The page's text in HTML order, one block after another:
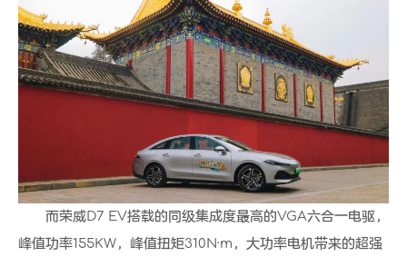
而荣威D7 EV搭载的同级集成度最高的VGA六合一电驱，
峰值功率155KW，峰值扭矩310N·m，大功率电机带来的超强